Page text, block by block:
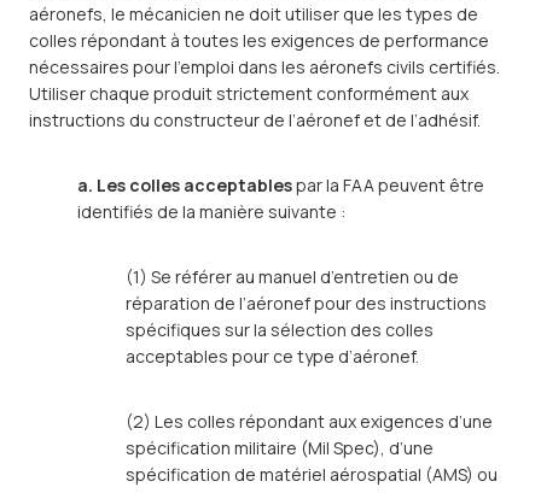
aéronefs, le mécanicien ne doit utiliser que les types de
colles répondant à toutes les exigences de performance
nécessaires pour l’emploi dans les aéronefs civils certifiés.
Utiliser chaque produit strictement conformément aux
instructions du constructeur de l’aéronef et de l’adhésif.
a. Les colles acceptablespar la FAA peuvent être
identifiés de la manière suivante :
(1) Se référer au manuel d’entretien ou de
réparation de l’aéronef pour des instructions
spécifiques sur la sélection des colles
acceptables pour ce type d’aéronef.
(2) Les colles répondant aux exigences d’une
spécification militaire (Mil Spec), d’une
spécification de matériel aérospatial (AMS) ou